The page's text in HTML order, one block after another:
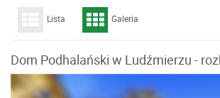
Lista Galeria
Dom Podhalański w Ludźmierzu -